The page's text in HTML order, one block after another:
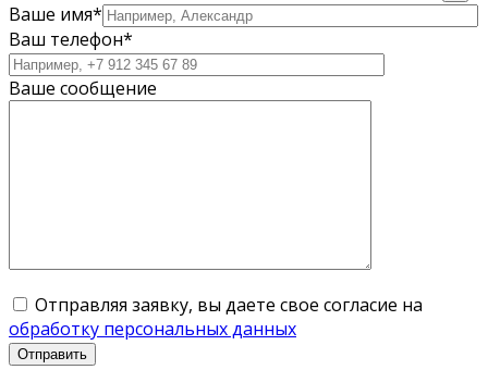
Ваше имя*
Ваш телефон*
Ваше сообщение
Отправляя заявку, вы даете свое согласие на
обработку персональных данных